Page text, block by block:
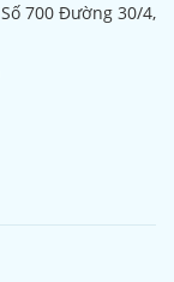
Số 700 Đường 30/4,